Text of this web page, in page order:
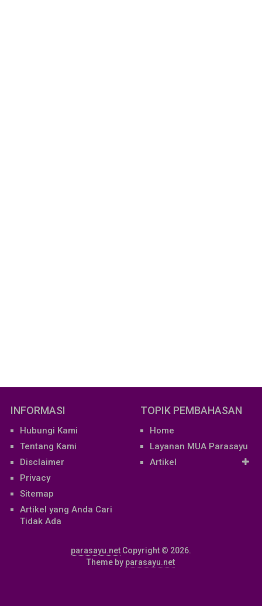
INFORMASI
Hubungi Kami
Tentang Kami
Disclaimer
Privacy
Sitemap
Artikel yang Anda Cari
Tidak Ada
TOPIK PEMBAHASAN
Home
Layanan MUA Parasayu
Artikel
parasayu.netCopyright © 2026.
Theme by parasayu.net